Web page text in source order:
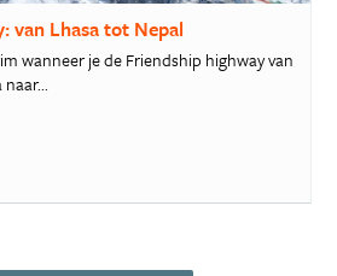
van Lhasa tot Nepal
wanneer je de Friendship highway van